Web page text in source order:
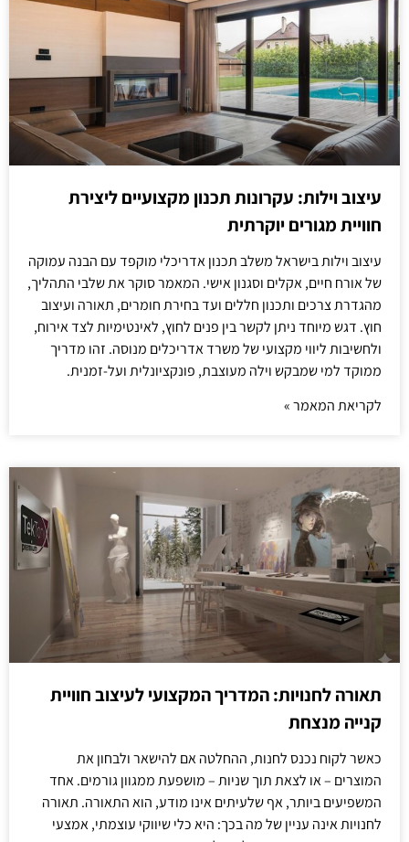
עיצוב וילות: עקרונות תכנון מקצועיים ליצירת
חוויית מגורים יוקרתית
עיצוב וילות בישראל משלב תכנון אדריכלי מוקפד עם הבנה עמוקה
של אורח חיים, אקלים וסגנון אישי. המאמר סוקר את שלבי התהליך,
מהגדרת צרכים ותכנון חללים ועד בחירת חומרים, תאורה ועיצוב
חוץ. דגש מיוחד ניתן לקשר בין פנים לחוץ, לאינטימיות לצד אירוח,
ולחשיבות ליווי מקצועי של משרד אדריכלים מנוסה. זהו מדריך
ממוקד למי שמבקש וילה מעוצבת, פונקציונלית ועל-זמנית.
לקריאת המאמר »
תאורה לחנויות: המדריך המקצועי לעיצוב חוויית
קנייה מנצחת
כאשר לקוח נכנס לחנות, ההחלטה אם להישאר ולבחון את
המוצרים – או לצאת תוך שניות – מושפעת ממגוון גורמים. אחד
המשפיעים ביותר, אף שלעיתים אינו מודע, הוא התאורה. תאורה
לחנויות אינה עניין של מה בכך: היא כלי שיווקי עוצמתי, אמצעי